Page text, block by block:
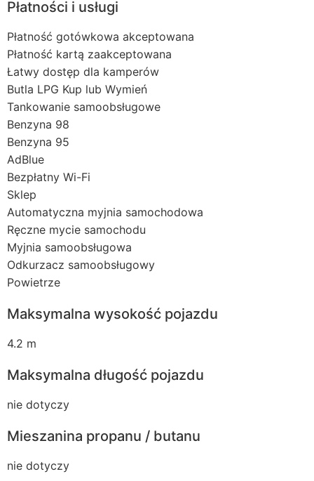
Płatności i usługi
Płatność gotówkowa akceptowana
Płatność kartą zaakceptowana
Łatwy dostęp dla kamperów
Butla LPG Kup lub Wymień
Tankowanie samoobsługowe
Benzyna 98
Benzyna 95
AdBlue
Bezpłatny Wi-Fi
Sklep
Automatyczna myjnia samochodowa
Ręczne mycie samochodu
Myjnia samoobsługowa
Odkurzacz samoobsługowy
Powietrze
Maksymalna wysokość pojazdu
4.2 m
Maksymalna długość pojazdu
nie dotyczy
Mieszanina propanu / butanu
nie dotyczy